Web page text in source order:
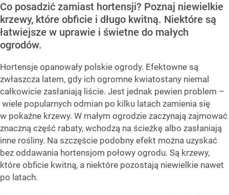
Co posadzić zamiast hortensji? Poznaj niewielkie
krzewy, które obficie i długo kwitną. Niektóre są
łatwiejsze w uprawie i świetne do małych
ogrodów.
Hortensje opanowały polskie ogrody. Efektowne są
zwłaszcza latem, gdy ich ogromne kwiatostany niemal
całkowicie zasłaniają liście. Jest jednak pewien problem –
wiele popularnych odmian po kilku latach zamienia się
w pokaźne krzewy. W małym ogrodzie zaczynają zajmować
znaczną część rabaty, wchodzą na ścieżkę albo zasłaniają
inne rośliny. Na szczęście podobny efekt można uzyskać
bez oddawania hortensjom połowy ogrodu. Są krzewy,
które obficie kwitną, a niektóre pozostają niewielkie nawet
po latach.